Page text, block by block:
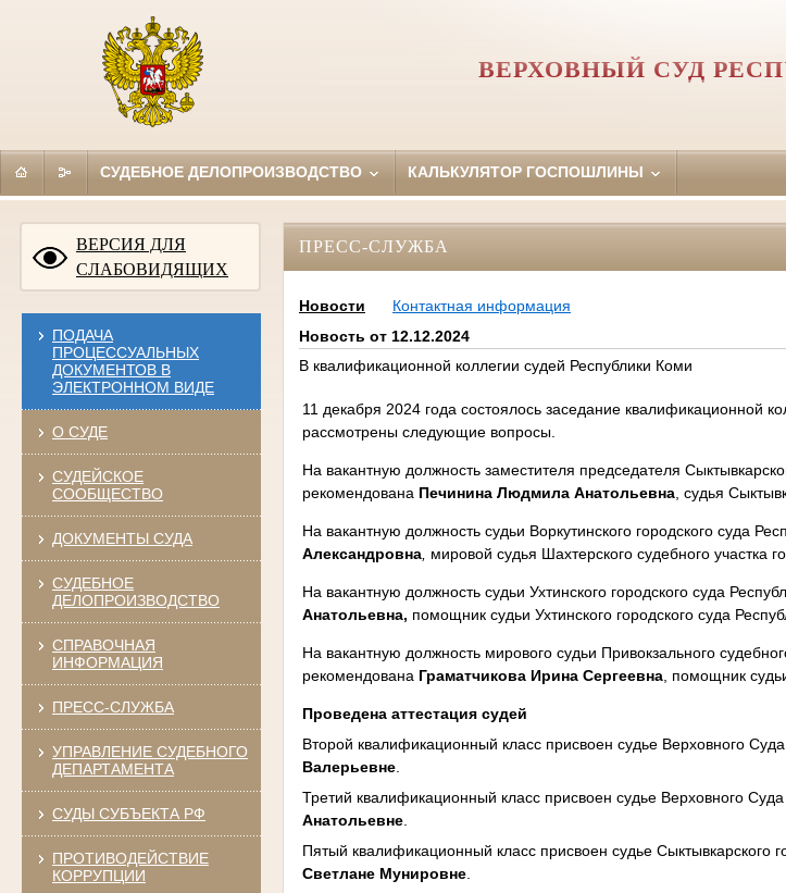
ВЕРХОВНЫЙ СУД
СУДЕБНОЕ ДЕЛОПРОИЗВОДСТВО КАЛЬКУЛЯТОР ГОСПОШЛИНЫ
ВЕРСИЯ ДЛЯ
СЛАБОВИДЯЩИХ
ПОДАЧА
ПРОЦЕССУАЛЬНЫХ
ДОКУМЕНТОВ В
ЭЛЕКТРОННОМ ВИДЕ
О СУДЕ
СУДЕЙСКОЕ
СООБЩЕСТВО
ДОКУМЕНТЫ СУДА
СУДЕБНОЕ
ДЕЛОПРОИЗВОДСТВО
СПРАВОЧНАЯ
ИНФОРМАЦИЯ
ПРЕСС-СЛУЖБА
УПРАВЛЕНИЕ СУДЕБНОГО
ДЕПАРТАМЕНТА
СУДЫ СУБЪЕКТА РФ
ПРОТИВОДЕЙСТВИЕ
КОРРУПЦИИ
ПРЕСС-СЛУЖБА
Новости
Контактная информация
Новость от 12.12.2024
В квалификационной коллегии судей Республики Коми
11 декабря 2024 года состоялось заседание квалификационной
рассмотрены следующие вопросы.
На вакантную должность заместителя председателя
рекомендована Печинина Людмила Анатольевна , судья
На вакантную должность судьи Воркутинского городского суда
Александровна мировой судья Шахтерского судебного участка
На вакантную должность судьи Ухтинского городского суда
Анатольевна, помощник судьи Ухтинского городского суда
На вакантную должность мирового судьи Привокзального
рекомендована Граматчикова Ирина Сергеевна , помощник
Проведена аттестация судей
Второй квалификационный класс присвоен судье Верховного
Валерьевне
Третий квалификационный класс присвоен судье Верховного
Анатольевне
Пятый квалификационный класс присвоен судье Сыктывкарского
Светлане Мунировне